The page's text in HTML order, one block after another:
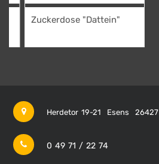
Zuckerdose "Dattein"
Herdetor 19-21 Esens 26427
0 49 71 / 22 74